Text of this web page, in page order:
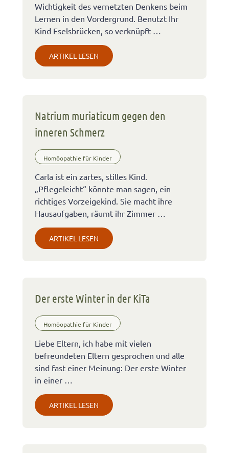
Wichtigkeit des vernetzten Denkens beim
Lernen in den Vordergrund. Benutzt Ihr
Kind Eselsbrücken, so verknüpft …
ARTIKEL LESEN
Natrium muriaticum gegen den
inneren Schmerz
Homöopathie für Kinder
Carla ist ein zartes, stilles Kind.
„Pflegeleicht“ könnte man sagen, ein
richtiges Vorzeigekind. Sie macht ihre
Hausaufgaben, räumt ihr Zimmer …
ARTIKEL LESEN
Der erste Winter in der KiTa
Homöopathie für Kinder
Liebe Eltern, ich habe mit vielen
befreundeten Eltern gesprochen und alle
sind fast einer Meinung: Der erste Winter
in einer …
ARTIKEL LESEN